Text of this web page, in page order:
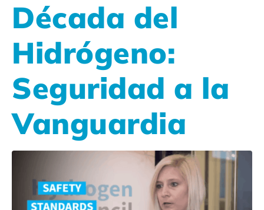
Década del
Hidrógeno:
Seguridad a la
Vanguardia